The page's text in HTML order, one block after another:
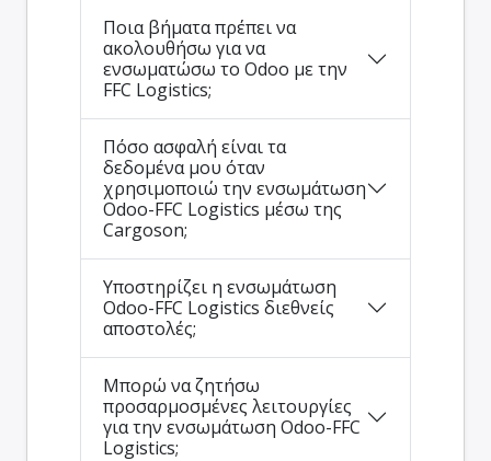
Ποια βήματα πρέπει να
ακολουθήσω για να
ενσωματώσω το Odoo με την
FFC Logistics;
Πόσο ασφαλή είναι τα
δεδομένα μου όταν
χρησιμοποιώ την ενσωμάτωση
Odoo-FFC Logistics μέσω της
Cargoson;
Υποστηρίζει η ενσωμάτωση
Odoo-FFC Logistics διεθνείς
αποστολές;
Μπορώ να ζητήσω
προσαρμοσμένες λειτουργίες
για την ενσωμάτωση Odoo-FFC
Logistics;